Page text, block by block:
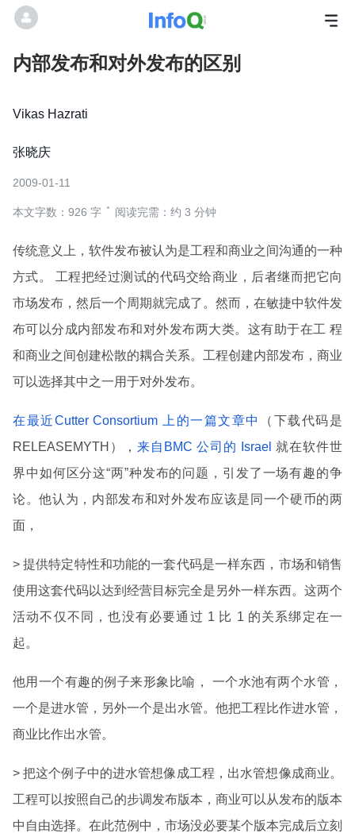
内部发布和对外发布的区别
Vikas Hazrati
张晓庆
2009-01-11
本文字数：926 字 阅读完需：约 3 分钟
传统意义上，软件发布被认为是工程和商业之间沟通的一种
方式。 工程把经过测试的代码交给商业，后者继而把它向
市场发布，然后一个周期就完成了。然而，在敏捷中软件发
布可以分成内部发布和对外发布两大类。这有助于在工 程
和商业之间创建松散的耦合关系。工程创建内部发布，商业
可以选择其中之一用于对外发布。
在最近Cutter Consortium 上的一篇文章中
（下载代码是
RELEASEMYTH）， 来自BMC 公司的 Israel 就在软件世
界中如何区分这“两”种发布的问题，引发了一场有趣的争
论。他认为，内部发布和对外发布应该是同一个硬币的两
面，
> 提供特定特性和功能的一套代码是一样东西，市场和销售
使用这套代码以达到经营目标完全是另外一样东西。这两个
活动不仅不同，也没有必要通过 1 比 1 的关系绑定在一
起。
他用一个有趣的例子来形象比喻， 一个水池有两个水管，
一个是进水管，另外一个是出水管。他把工程比作进水管，
商业比作出水管。
> 把这个例子中的进水管想像成工程，出水管想像成商业。
工程可以按照自己的步调发布版本，商业可以从发布的版本
中自由选择。在此范例中，市场没必要某个版本完成后立刻